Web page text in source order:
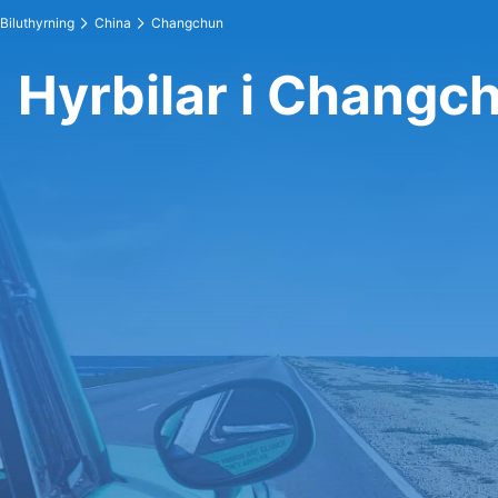
Biluthyrning China Changchun
Hyrbilar i